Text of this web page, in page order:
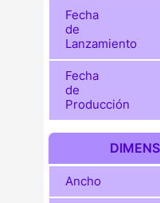
Fecha
de
Lanzamiento
Fecha
de
Producción
Ancho